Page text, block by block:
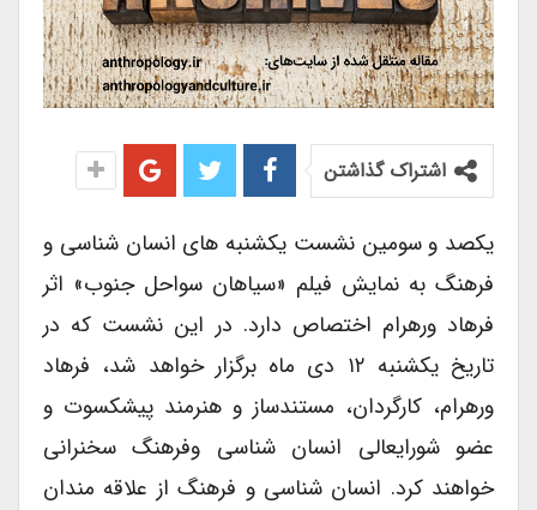
اشتراک گذاشتن
یکصد و سومین نشست یکشنبه های انسان شناسی و
فرهنگ به نمایش فیلم «سیاهان سواحل جنوب» اثر
فرهاد ورهرام اختصاص دارد. در این نشست که در
تاریخ یکشنبه ۱۲ دی ماه برگزار خواهد شد، فرهاد
ورهرام، کارگردان، مستندساز و هنرمند پیشکسوت و
عضو شورایعالی انسان شناسی وفرهنگ سخنرانی
خواهند کرد. انسان شناسی و فرهنگ از علاقه مندان